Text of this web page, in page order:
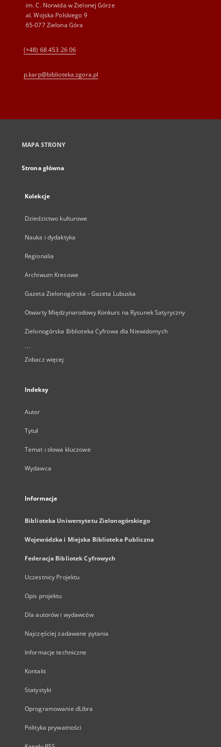
im. C. Norwida w Zielonej Górze
al. Wojska Polskiego 9
65-077 Zielona Góra
(+48) 68 453 26 06
p.karp@biblioteka.zgora.pl
MAPA STRONY
Strona główna
Kolekcje
Dziedzictwo kulturowe
Nauka i dydaktyka
Regionalia
Archiwum Kresowe
Gazeta Zielonogórska - Gazeta Lubuska
Otwarty Międzynarodowy Konkurs na Rysunek Satyryczny
Zielonogórska Biblioteka Cyfrowa dla Niewidomych
...
Zobacz więcej
Indeksy
Autor
Tytuł
Temat i słowa kluczowe
Wydawca
Informacje
Biblioteka Uniwersytetu Zielonogórskiego
Wojewódzka i Miejska Biblioteka Publiczna
Federacja Bibliotek Cyfrowych
Uczestnicy Projektu
Opis projektu
Dla autorów i wydawców
Najczęściej zadawane pytania
Informacje techniczne
Kontakt
Statystyki
Oprogramowanie dLibra
Polityka prywatności